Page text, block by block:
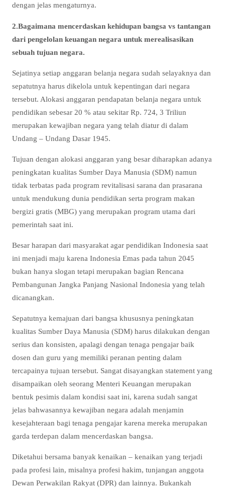
dengan jelas mengaturnya.
2.Bagaimana mencerdaskan kehidupan bangsa vs tantangan
dari pengelolan keuangan negara untuk merealisasikan
sebuah tujuan negara.
Sejatinya setiap anggaran belanja negara sudah selayaknya dan
sepatutnya harus dikelola untuk kepentingan dari negara
tersebut. Alokasi anggaran pendapatan belanja negara untuk
pendidikan sebesar 20 % atau sekitar Rp. 724, 3 Triliun
merupakan kewajiban negara yang telah diatur di dalam
Undang – Undang Dasar 1945.
Tujuan dengan alokasi anggaran yang besar diharapkan adanya
peningkatan kualitas Sumber Daya Manusia (SDM) namun
tidak terbatas pada program revitalisasi sarana dan prasarana
untuk mendukung dunia pendidikan serta program makan
bergizi gratis (MBG) yang merupakan program utama dari
pemerintah saat ini.
Besar harapan dari masyarakat agar pendidikan Indonesia saat
ini menjadi maju karena Indonesia Emas pada tahun 2045
bukan hanya slogan tetapi merupakan bagian Rencana
Pembangunan Jangka Panjang Nasional Indonesia yang telah
dicanangkan.
Sepatutnya kemajuan dari bangsa khususnya peningkatan
kualitas Sumber Daya Manusia (SDM) harus dilakukan dengan
serius dan konsisten, apalagi dengan tenaga pengajar baik
dosen dan guru yang memiliki peranan penting dalam
tercapainya tujuan tersebut. Sangat disayangkan statement yang
disampaikan oleh seorang Menteri Keuangan merupakan
bentuk pesimis dalam kondisi saat ini, karena sudah sangat
jelas bahwasannya kewajiban negara adalah menjamin
kesejahteraan bagi tenaga pengajar karena mereka merupakan
garda terdepan dalam mencerdaskan bangsa.
Diketahui bersama banyak kenaikan – kenaikan yang terjadi
pada profesi lain, misalnya profesi hakim, tunjangan anggota
Dewan Perwakilan Rakyat (DPR) dan lainnya. Bukankah